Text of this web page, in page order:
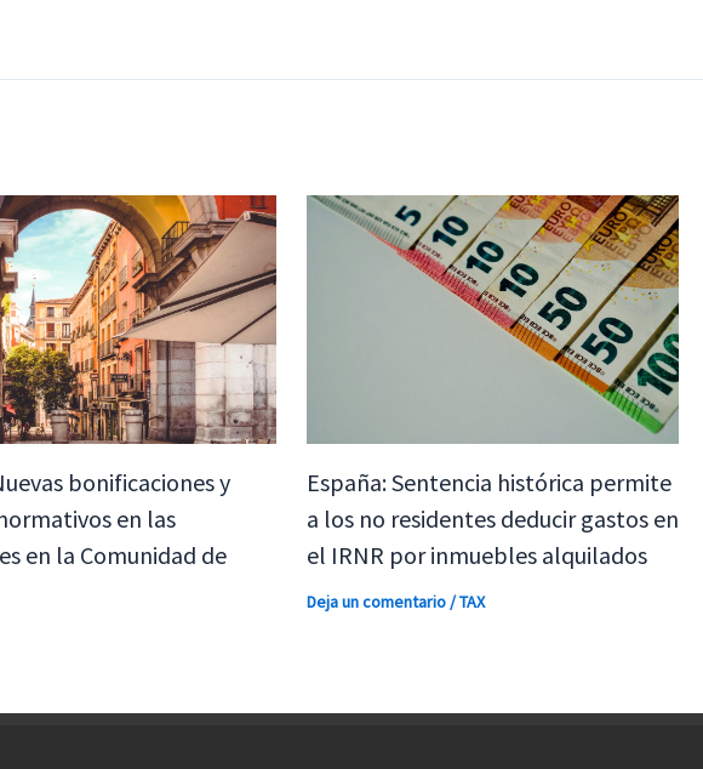
bonificaciones y
en las
en la Comunidad de
España: Sentencia histórica permite
a los no residentes deducir gastos en
el IRNR por inmuebles alquilados
Deja un comentario/TAX